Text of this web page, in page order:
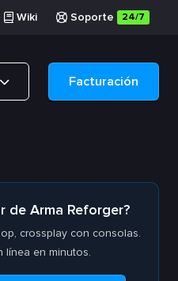
Wiki Soporte 24/7
Facturación
de Arma Reforger?
crossplay con consolas.
línea en minutos.